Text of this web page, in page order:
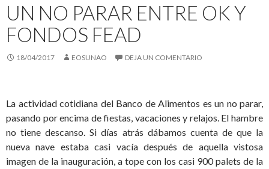
UN NO PARAR ENTRE OK Y
FONDOS FEAD
18/04/2017 EOSUNAO DEJA UN COMENTARIO
La actividad cotidiana del Banco de Alimentos es un no parar,
pasando por encima de fiestas, vacaciones y relajos. El hambre
no tiene descanso. Si días atrás dábamos cuenta de que la
nueva nave estaba casi vacía después de aquella vistosa
imagen de la inauguración, a tope con los casi 900 palets de la